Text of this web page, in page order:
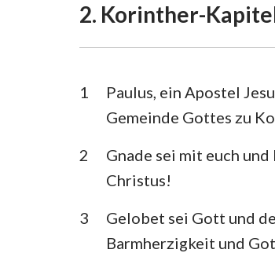
Das alte Testament
3. Mose 4.
5. Mose Josua
Richter Rut
1.Könige
2. Korinther-
1
Paulus, ein Apostel
Gemeinde Gottes zu
2
Gnade sei mit euch
Christus!
3
Gelobet sei Gott und
Barmherzigkeit und